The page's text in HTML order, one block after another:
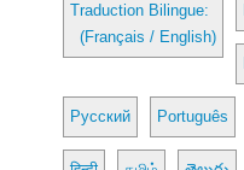
Traduction Bilingue:
(Français / English)
Русский Português